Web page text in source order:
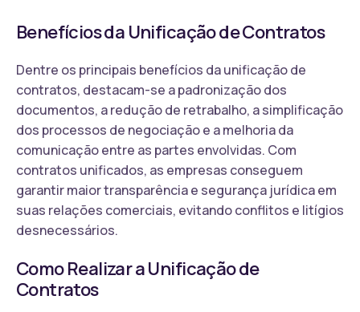
Benefícios da Unificação de Contratos
Dentre os principais benefícios da unificação de
contratos, destacam-se a padronização dos
documentos, a redução de retrabalho, a simplificação
dos processos de negociação e a melhoria da
comunicação entre as partes envolvidas. Com
contratos unificados, as empresas conseguem
garantir maior transparência e segurança jurídica em
suas relações comerciais, evitando conflitos e litígios
desnecessários.
Como Realizar a Unificação de
Contratos